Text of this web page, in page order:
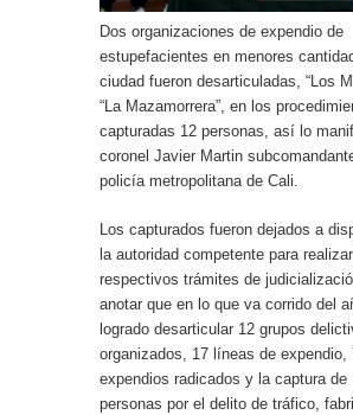
Dos organizaciones de expendio de
estupefacientes en menores
ciudad fueron desarticuladas, “Los
“La Mazamorrera”, en los
capturadas 12 personas, así lo
coronel Javier Martin
policía metropolitana de Cali.
Los capturados fueron dejados a
la autoridad competente para
respectivos trámites de
anotar que en lo que va corrido del
logrado desarticular 12 grupos
organizados, 17 líneas de expendio,
expendios radicados y la captura
personas por el delito de tráfico,